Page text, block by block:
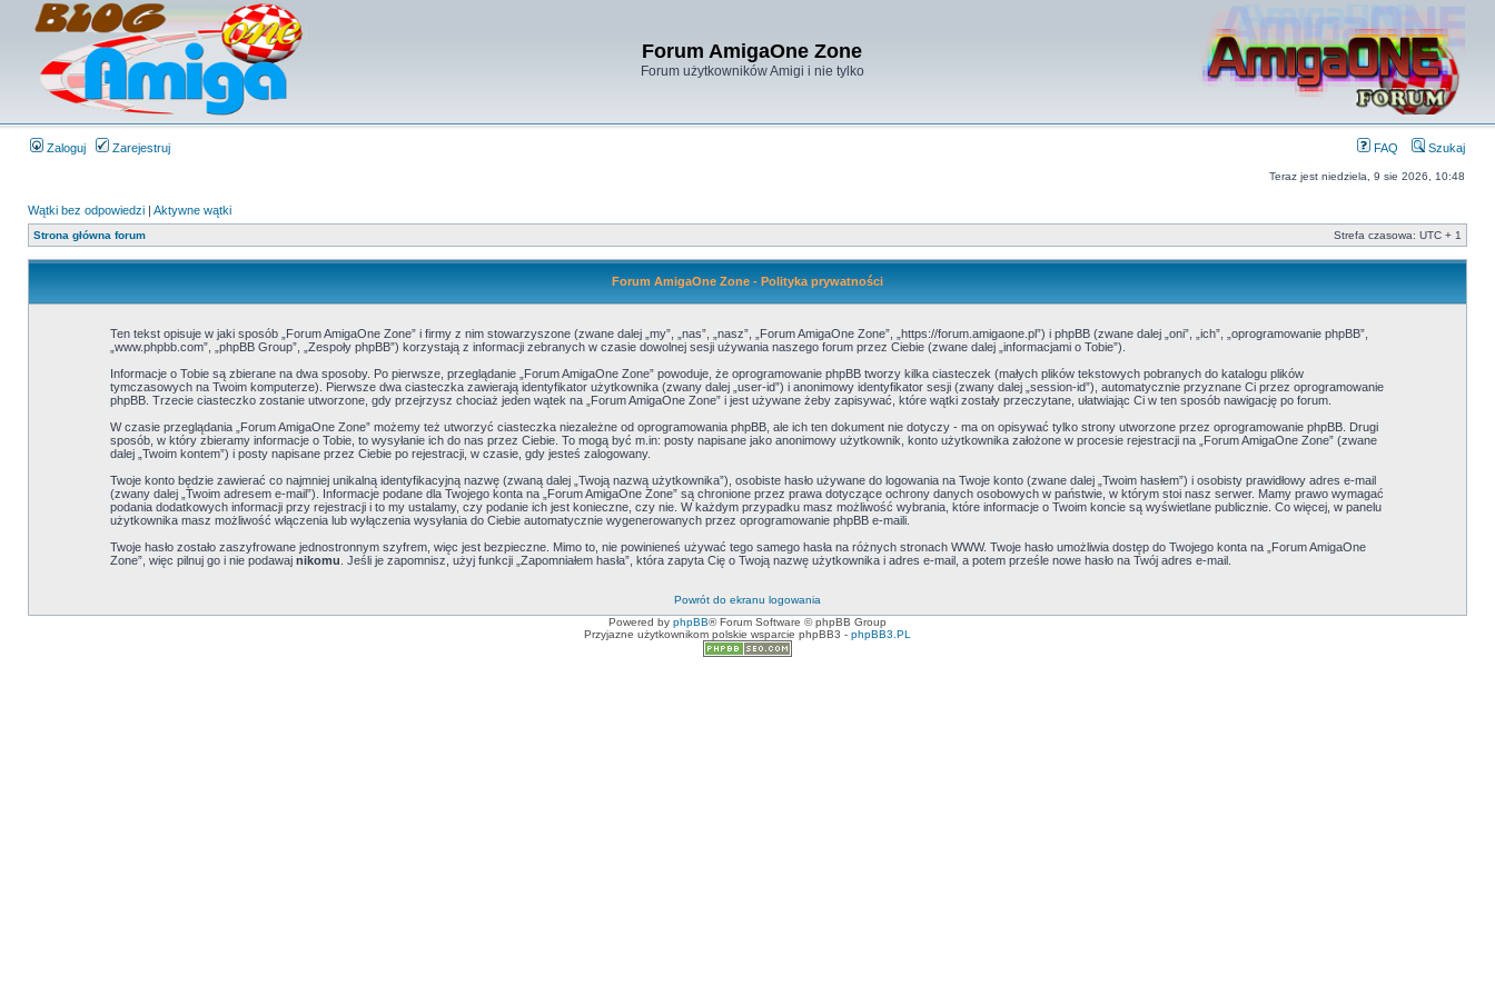
Forum AmigaOne Zone
Forum użytkowników Amigi i nie tylko
Zaloguj Zarejestruj FAQ Szukaj
Teraz jest niedziela, 9 sie 2026, 10:48
Wątki bez odpowiedzi | Aktywne wątki
Strona główna forum Strefa czasowa: UTC + 1
Forum AmigaOne Zone - Polityka prywatności
Ten tekst opisuje w jaki sposób „Forum AmigaOne Zone” i firmy z nim stowarzyszone (zwane dalej „my”, „nas”, „nasz”, „Forum AmigaOne Zone”, „https://forum.amigaone.pl”) i phpBB (zwane dalej „oni”, „ich”, „oprogramowanie phpBB”,
„www.phpbb.com”, „phpBB Group”, „Zespoły phpBB”) korzystają z informacji zebranych w czasie dowolnej sesji używania naszego forum przez Ciebie (zwane dalej „informacjami o Tobie”).
Informacje o Tobie są zbierane na dwa sposoby. Po pierwsze, przeglądanie „Forum AmigaOne Zone” powoduje, że oprogramowanie phpBB tworzy kilka ciasteczek (małych plików tekstowych pobranych do katalogu plików
tymczasowych na Twoim komputerze). Pierwsze dwa ciasteczka zawierają identyfikator użytkownika (zwany dalej „user-id”) i anonimowy identyfikator sesji (zwany dalej „session-id”), automatycznie przyznane Ci przez oprogramowanie
phpBB. Trzecie ciasteczko zostanie utworzone, gdy przejrzysz chociaż jeden wątek na „Forum AmigaOne Zone” i jest używane żeby zapisywać, które wątki zostały przeczytane, ułatwiając Ci w ten sposób nawigację po forum.
W czasie przeglądania „Forum AmigaOne Zone” możemy też utworzyć ciasteczka niezależne od oprogramowania phpBB, ale ich ten dokument nie dotyczy - ma on opisywać tylko strony utworzone przez oprogramowanie phpBB. Drugi
sposób, w który zbieramy informacje o Tobie, to wysyłanie ich do nas przez Ciebie. To mogą być m.in: posty napisane jako anonimowy użytkownik, konto użytkownika założone w procesie rejestracji na „Forum AmigaOne Zone” (zwane
dalej „Twoim kontem”) i posty napisane przez Ciebie po rejestracji, w czasie, gdy jesteś zalogowany.
Twoje konto będzie zawierać co najmniej unikalną identyfikacyjną nazwę (zwaną dalej „Twoją nazwą użytkownika”), osobiste hasło używane do logowania na Twoje konto (zwane dalej „Twoim hasłem”) i osobisty prawidłowy adres e-mail
(zwany dalej „Twoim adresem e-mail”). Informacje podane dla Twojego konta na „Forum AmigaOne Zone” są chronione przez prawa dotyczące ochrony danych osobowych w państwie, w którym stoi nasz serwer. Mamy prawo wymagać
podania dodatkowych informacji przy rejestracji i to my ustalamy, czy podanie ich jest konieczne, czy nie. W każdym przypadku masz możliwość wybrania, które informacje o Twoim koncie są wyświetlane publicznie. Co więcej, w panelu
użytkownika masz możliwość włączenia lub wyłączenia wysyłania do Ciebie automatycznie wygenerowanych przez oprogramowanie phpBB e-maili.
Twoje hasło zostało zaszyfrowane jednostronnym szyfrem, więc jest bezpieczne. Mimo to, nie powinieneś używać tego samego hasła na różnych stronach WWW. Twoje hasło umożliwia dostęp do Twojego konta na „Forum AmigaOne
Zone”, więc pilnuj go i nie podawaj nikomu . Jeśli je zapomnisz, użyj funkcji „Zapomniałem hasła”, która zapyta Cię o Twoją nazwę użytkownika i adres e-mail, a potem prześle nowe hasło na Twój adres e-mail.
Powrót do ekranu logowania
Powered by phpBB® Forum Software © phpBB Group
Przyjazne użytkownikom polskie wsparcie phpBB3 - phpBB3.PL